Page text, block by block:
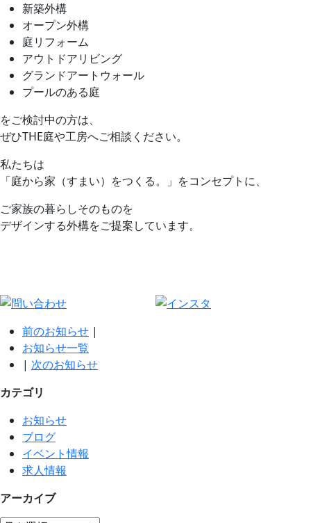
新築外構
オープン外構
庭リフォーム
アウトドアリビング
グランドアートウォール
プールのある庭
をご検討中の方は、
ぜひTHE庭や工房へご相談ください。
私たちは
「庭から家（すまい）をつくる。」をコンセプトに、
ご家族の暮らしそのものを
デザインする外構をご提案しています。
前のお知らせ |
お知らせ一覧
| 次のお知らせ
カテゴリ
お知らせ
ブログ
イベント情報
求人情報
アーカイブ